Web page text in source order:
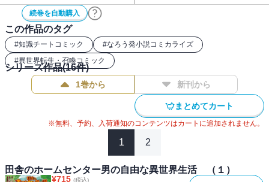
続巻を自動購入
この作品のタグ
#知識チートコミック #なろう発小説コミカライズ
#異世界転生・召喚コミック
シリーズ作品(16件)
1巻から 新刊から
まとめてカート
※無料、予約、入荷通知のコンテンツはカートに追加されません。
1 2
田舎のホームセンター男の自由な異世界生活 （１）
¥715 (税込)